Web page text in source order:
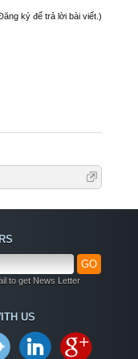
+ Chào mừng bạn đến với
dịch vụ Việt Nam
ký để trả lời bài viết.)
GO
to get News Letter
US